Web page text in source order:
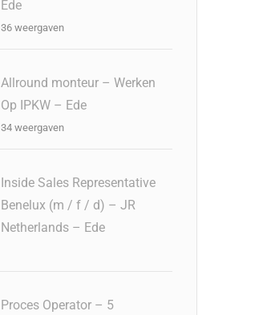
Ede
36 weergaven
Allround monteur – Werken
Op IPKW – Ede
34 weergaven
Inside Sales Representative
Benelux (m / f / d) – JR
Netherlands – Ede
Proces Operator – 5